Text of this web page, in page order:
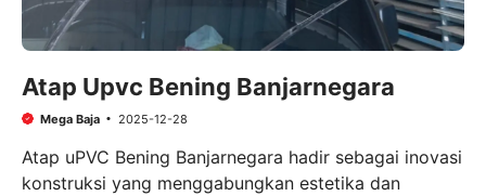
Atap Upvc Bening Banjarnegara
Mega Baja 2025-12-28
Atap uPVC Bening Banjarnegara hadir sebagai inovasi
konstruksi yang menggabungkan estetika dan